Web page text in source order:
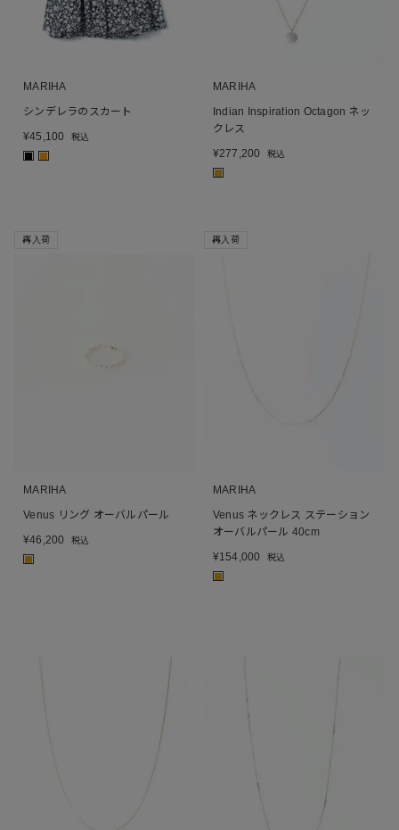
MARIHA
シンデレラのスカート
¥45,100 税込
MARIHA
Indian Inspiration Octagon ネッ
クレス
¥277,200 税込
再入荷
MARIHA
Venus リング オーバルパール
¥46,200 税込
■
再入荷
MARIHA
Venus ネックレス ステーション
オーバルパール 40cm
¥154,000 税込
■